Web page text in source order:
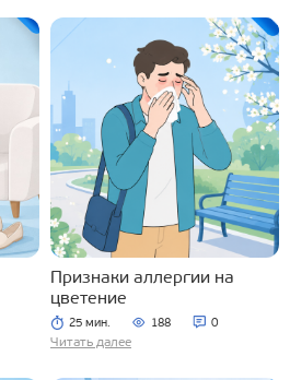
Признаки аллергии на
цветение
25 мин. 188 0
Читать далее